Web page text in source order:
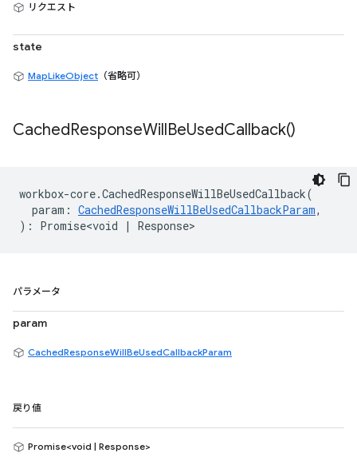
リクエスト
state
MapLikeObject （省略可）
CachedResponseWillBeUsedCallback()
workbox-core.CachedResponseWillBeUsedCallback(
param : CachedResponseWillBeUsedCallbackParam,
) : Promise<void | Response>
パラメータ
param
CachedResponseWillBeUsedCallbackParam
戻り値
Promise<void | Response>